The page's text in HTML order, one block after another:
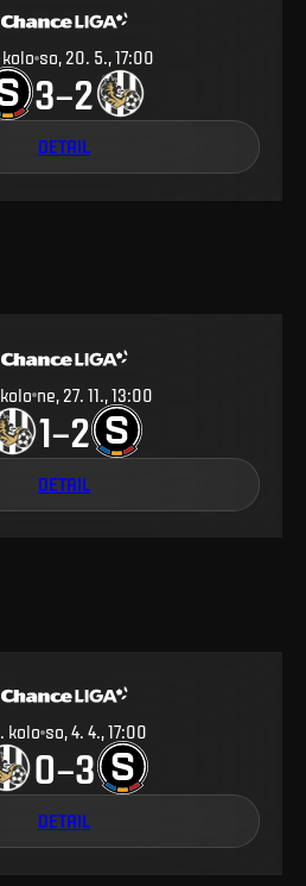
kolo so, 20. 5., 17:00
3–2
DETAIL
kolo ne, 27. 11., 13:00
1–2
DETAIL
. kolo so, 4. 4., 17:00
0–3
DETAIL